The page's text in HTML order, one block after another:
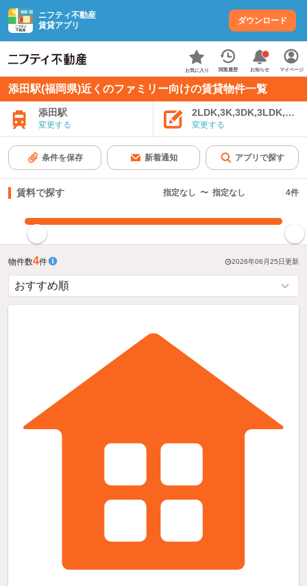
ニフティ不動産
賃貸アプリ
ダウンロード
お気に入り 閲覧履歴 お知らせ マイページ
添田駅(福岡県)近くのファミリー向けの賃貸物件一覧
添田駅
変更する 変更する
条件を保存 新着通知 アプリで探す
賃料で探す 指定なし 〜 指定なし 4件
物件数4件 2026年06月25日更新